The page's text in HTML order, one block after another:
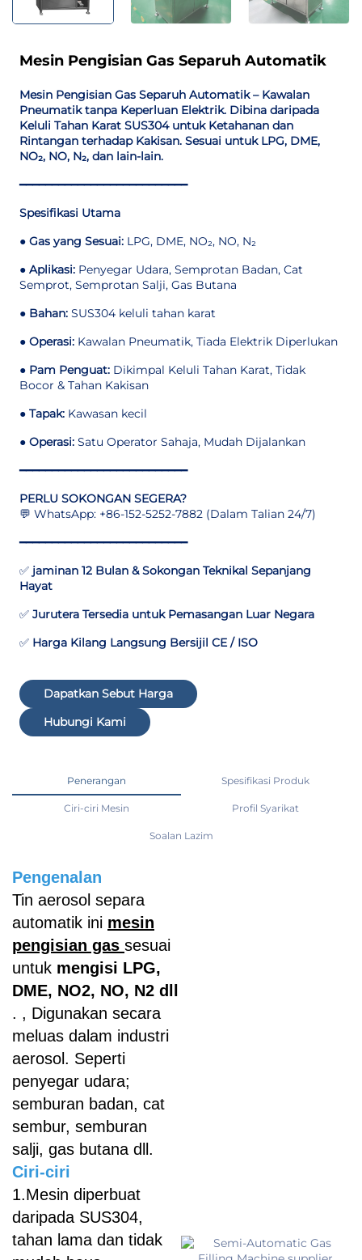
Mesin Pengisian Gas Separuh Automatik
Mesin Pengisian Gas Separuh Automatik – Kawalan
Pneumatik tanpa Keperluan Elektrik. Dibina daripada
Keluli Tahan Karat SUS304 untuk Ketahanan dan
Rintangan terhadap Kakisan. Sesuai untuk LPG, DME,
NO₂, NO, N₂, dan lain-lain.
━━━━━━━━━━━━━━━━━━━━━━━━━━
Spesifikasi Utama
● Gas yang Sesuai: LPG, DME, NO₂, NO, N₂
● Aplikasi: Penyegar Udara, Semprotan Badan, Cat
Semprot, Semprotan Salji, Gas Butana
● Bahan: SUS304 keluli tahan karat
● Operasi: Kawalan Pneumatik, Tiada Elektrik Diperlukan
● Pam Penguat: Dikimpal Keluli Tahan Karat, Tidak
Bocor & Tahan Kakisan
● Tapak: Kawasan kecil
● Operasi: Satu Operator Sahaja, Mudah Dijalankan
━━━━━━━━━━━━━━━━━━━━━━━━━━
PERLU SOKONGAN SEGERA?
💬 WhatsApp: +86-152-5252-7882 (Dalam Talian 24/7)
━━━━━━━━━━━━━━━━━━━━━━━━━━
✅ jaminan 12 Bulan & Sokongan Teknikal Sepanjang
Hayat
✅ Jurutera Tersedia untuk Pemasangan Luar Negara
✅ Harga Kilang Langsung Bersijil CE / ISO
Dapatkan Sebut Harga
Hubungi Kami
Penerangan Spesifikasi Produk
Ciri-ciri Mesin Profil Syarikat
Soalan Lazim
Pengenalan
Tin aerosol separa
automatik ini mesin
pengisian gas sesuai
untuk mengisi LPG,
DME, NO2, NO, N2 dll
. , Digunakan secara
meluas dalam industri
aerosol. Seperti
penyegar udara;
semburan badan, cat
sembur, semburan
salji, gas butana dll.
Ciri-ciri
1.Mesin diperbuat
daripada SUS304,
tahan lama dan tidak